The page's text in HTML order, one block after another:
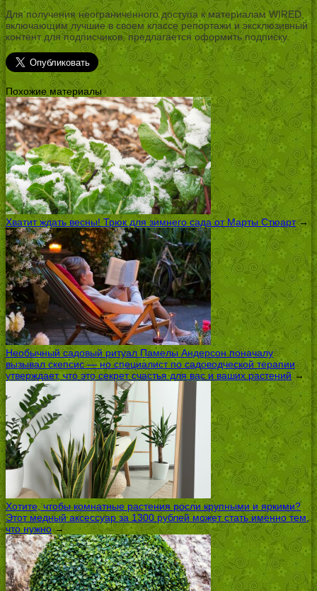
Для получения неограниченного доступа к материалам WIRED,
включающим лучшие в своем классе репортажи и эксклюзивный
контент для подписчиков, предлагается оформить подписку.
Похожие материалы
Хватит ждать весны! Трюк для зимнего сада от Марты Стюарт→
Необычный садовый ритуал Памелы Андерсон поначалу
вызывал скепсис — но специалист по садоводческой терапии
утверждает, что это секрет счастья для вас и ваших растений→
Хотите, чтобы комнатные растения росли крупными и яркими?
Этот медный аксессуар за 1300 рублей может стать именно тем,
что нужно→